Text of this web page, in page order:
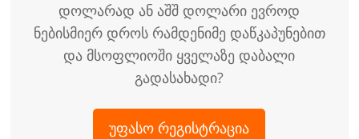
დოლარად ან აშშ დოლარი ევროდ
ნებისმიერ დროს რამდენიმე დაწკაპუნებით
და მსოფლიოში ყველაზე დაბალი
გადასახადი?
უფასო რეგისტრაცია